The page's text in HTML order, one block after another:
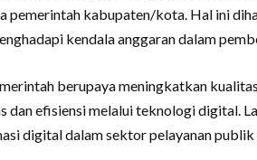
pemerintah kabupaten/kota. Hal ini
kendala anggaran dalam
berupaya meningkatkan
dan efisiensi melalui teknologi digital.
digital dalam sektor pelayanan publik